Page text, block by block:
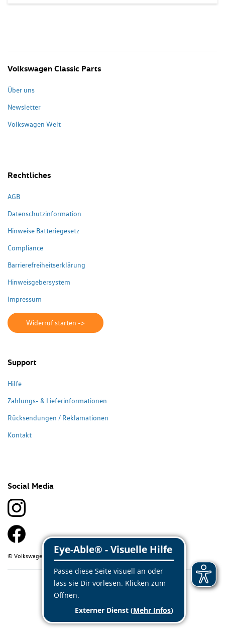
Volkswagen Classic Parts
Über uns
Newsletter
Volkswagen Welt
Rechtliches
AGB
Datenschutzinformation
Hinweise Batteriegesetz
Compliance
Barrierefreiheitserklärung
Hinweisgebersystem
Impressum
Widerruf starten ->
Support
Hilfe
Zahlungs- & Lieferinformationen
Rücksendungen / Reklamationen
Kontakt
Social Media
© Volkswagen Classic Parts 2026